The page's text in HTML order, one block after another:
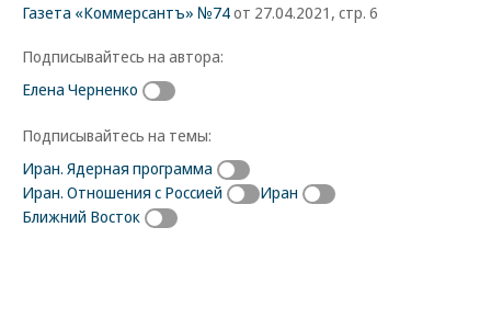
Газета «Коммерсантъ» №74от 27.04.2021, стр. 6
Подписывайтесь на автора:
Елена Черненко
Подписывайтесь на темы:
Иран. Ядерная программа
Иран. Отношения с Россией
Иран
Ближний Восток